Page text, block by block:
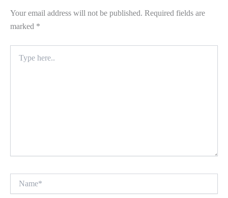
Your email address will not be published. Required fields are
marked *
here..